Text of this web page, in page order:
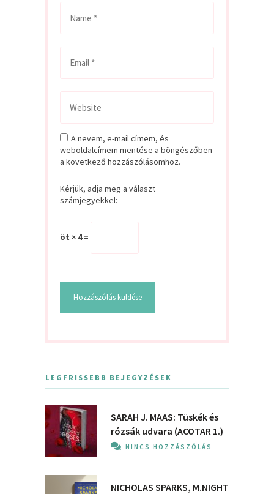
A nevem, e-mail címem, és
weboldalcímem mentése a böngészőben
a következő hozzászólásomhoz.
Kérjük, adja meg a választ
számjegyekkel:
öt × 4 =
LEGFRISSEBB BEJEGYZÉSEK
SARAH J. MAAS: Tüskék és
rózsák udvara (ACOTAR 1.)
NINCS HOZZÁSZÓLÁS
NICHOLAS SPARKS, M.NIGHT